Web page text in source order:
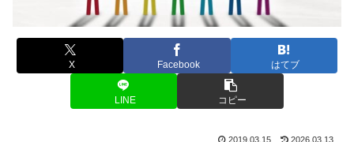
X Facebook はてブ
LINE コピー
2019.03.15 2026.03.13